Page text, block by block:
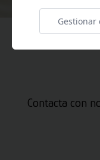
Contacta con
Gestionar